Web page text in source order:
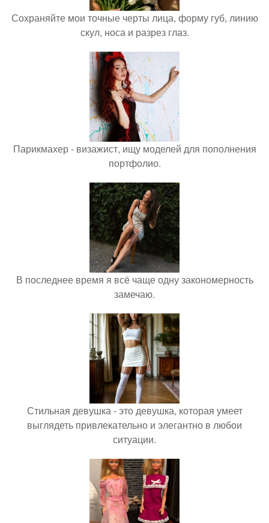
Сохраняйте мои точные черты лица, форму губ, линию
скул, носа и разрез глаз.
Парикмахер - визажист, ищу моделей для пополнения
портфолио.
В последнее время я всё чаще одну закономерность
замечаю.
Стильная девушка - это девушка, которая умеет
выглядеть привлекательно и элегантно в любои
ситуации.